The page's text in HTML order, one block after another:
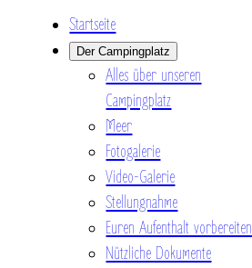
Startseite
Der Campingplatz
Alles über unseren
Campingplatz
Meer
Fotogalerie
Video-Galerie
Stellungnahme
Euren Aufenthalt vorbereiten
Nützliche Dokumente